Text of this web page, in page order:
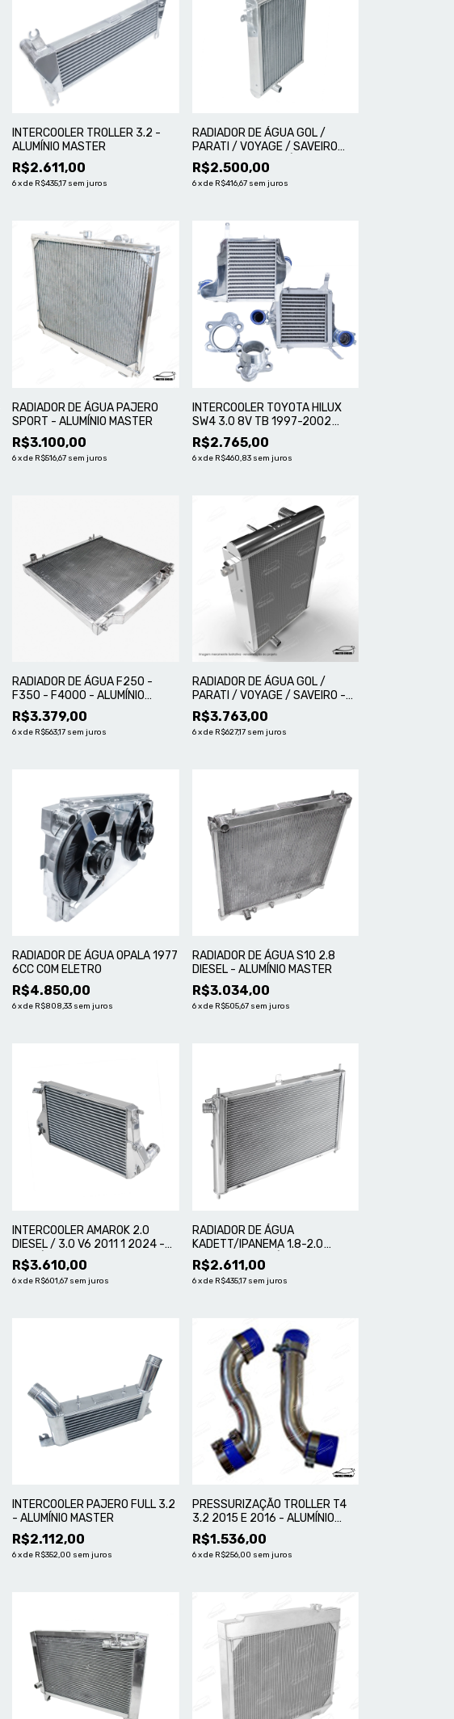
INTERCOOLER TROLLER 3.2 -
ALUMÍNIO MASTER
R$2.611,00
6xde R$435,17 sem juros
RADIADOR DE ÁGUA GOL /
PARATI / VOYAGE / SAVEIRO
QUADRADO - ALUMÍNIO MASTER
R$2.500,00
6 xde R$416,67 sem juros
RADIADOR DE ÁGUA PAJERO
SPORT - ALUMÍNIO MASTER
R$3.100,00
6xde R$516,67 sem juros
INTERCOOLER TOYOTA HILUX
SW4 3.0 8V TB 1997-2002
DIESEL, COM SUPORTE MOTOR
1KZT - ALUMÍNIO MASTER
R$2.765,00
6 xde R$460,83 sem juros
RADIADOR DE ÁGUA F250 -
F350 - F4000 - ALUMÍNIO
MASTER
R$3.379,00
6xde R$563,17 sem juros
RADIADOR DE ÁGUA GOL /
PARATI / VOYAGE / SAVEIRO -
QUADRADO UPGRADE COM
ELETRO
R$3.763,00
6 xde R$627,17 sem juros
RADIADOR DE ÁGUA OPALA 1977
6CC COM ELETRO
R$4.850,00
6xde R$808,33 sem juros
RADIADOR DE ÁGUA S10 2.8
DIESEL - ALUMÍNIO MASTER
R$3.034,00
6 xde R$505,67 sem juros
INTERCOOLER AMAROK 2.0
DIESEL / 3.0 V6 2011 1 2024 -
ALUMÍNIO MASTER
R$3.610,00
6xde R$601,67 sem juros
RADIADOR DE ÁGUA
KADETT/IPANEMA 1.8-2.0
EFI/MPFI - ALUMÍNIO MASTER
R$2.611,00
6 xde R$435,17 sem juros
INTERCOOLER PAJERO FULL 3.2
- ALUMÍNIO MASTER
R$2.112,00
6xde R$352,00 sem juros
PRESSURIZAÇÃO TROLLER T4
3.2 2015 E 2016 - ALUMÍNIO
MASTER
R$1.536,00
6 xde R$256,00 sem juros